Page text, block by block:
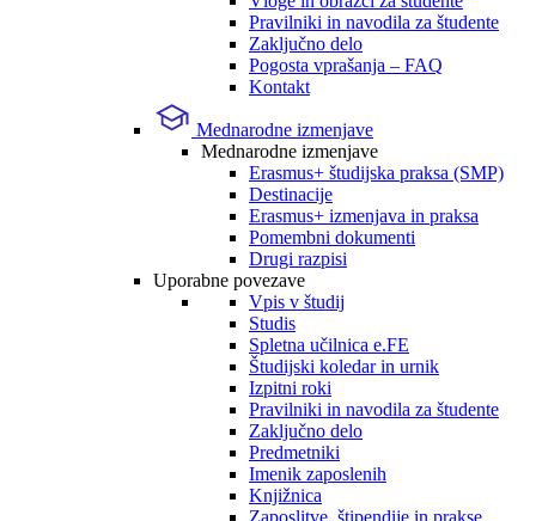
Pravilniki in navodila za študente
Zaključno delo
Pogosta vprašanja – FAQ
Kontakt
Mednarodne izmenjave
Mednarodne izmenjave
Erasmus+ študijska praksa (SMP)
Destinacije
Erasmus+ izmenjava in praksa
Pomembni dokumenti
Drugi razpisi
Uporabne povezave
Vpis v študij
Studis
Spletna učilnica e.FE
Študijski koledar in urnik
Izpitni roki
Pravilniki in navodila za študente
Zaključno delo
Predmetniki
Imenik zaposlenih
Knjižnica
Zaposlitve, štipendije in prakse